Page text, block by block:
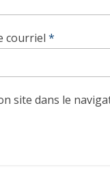
courriel *
site dans le